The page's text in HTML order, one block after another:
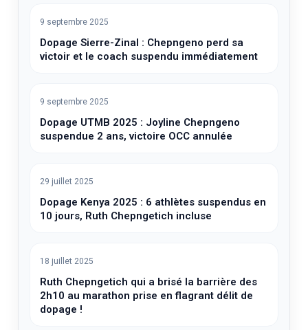
9 septembre 2025
Dopage Sierre-Zinal : Chepngeno perd sa
victoir et le coach suspendu immédiatement
9 septembre 2025
Dopage UTMB 2025 : Joyline Chepngeno
suspendue 2 ans, victoire OCC annulée
29 juillet 2025
Dopage Kenya 2025 : 6 athlètes suspendus en
10 jours, Ruth Chepngetich incluse
18 juillet 2025
Ruth Chepngetich qui a brisé la barrière des
2h10 au marathon prise en flagrant délit de
dopage !